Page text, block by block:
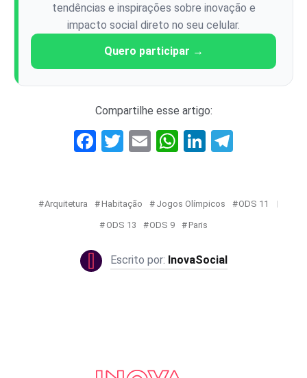
tendências e inspirações sobre inovação e
impacto social direto no seu celular.
Quero participar →
Compartilhe esse artigo:
Facebook
Twitter
EmailWhatsApp
LinkedIn
Arquitetura Habitação Jogos Olímpicos ODS 11
ODS 13 ODS 9 Paris
InovaSocial